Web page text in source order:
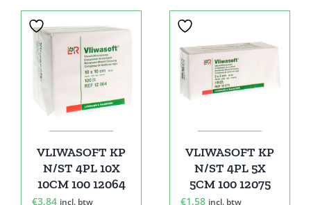
VLIWASOFT KP
N/ST 4PL 10X
10CM 100 12064
€3,84 incl. btw
VLIWASOFT KP
N/ST 4PL 5X
5CM 100 12075
€1,58 incl. btw